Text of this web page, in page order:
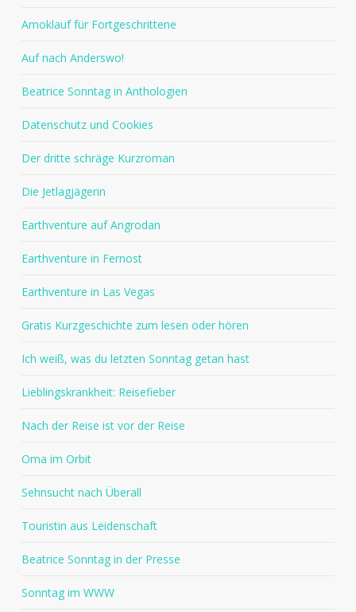
Amoklauf für Fortgeschrittene
Auf nach Anderswo!
Beatrice Sonntag in Anthologien
Datenschutz und Cookies
Der dritte schräge Kurzroman
Die Jetlagjägerin
Earthventure auf Angrodan
Earthventure in Fernost
Earthventure in Las Vegas
Gratis Kurzgeschichte zum lesen oder hören
Ich weiß, was du letzten Sonntag getan hast
Lieblingskrankheit: Reisefieber
Nach der Reise ist vor der Reise
Oma im Orbit
Sehnsucht nach Überall
Touristin aus Leidenschaft
Beatrice Sonntag in der Presse
Sonntag im WWW